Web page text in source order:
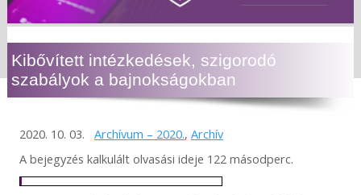
Kibővített intézkedések, szigorodó
szabályok a bajnokságokban
2020. 10. 03. Archívum – 2020., Archív
A bejegyzés kalkulált olvasási ideje 122 másodperc.